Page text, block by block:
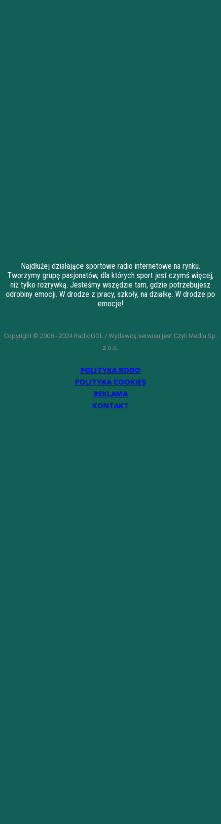
Najdłużej działające sportowe radio internetowe na rynku.
Tworzymy grupę pasjonatów, dla których sport jest czymś więcej,
niż tylko rozrywką. Jesteśmy wszędzie tam, gdzie potrzebujesz
odrobiny emocji. W drodze z pracy, szkoły, na działkę. W drodze po
emocje!
Copyright © 2008 - 2024 RadioGOL / Wydawcą serwisu jest Czyli Media Sp.
z o.o.
POLITYKA RODO
POLITYKA COOKIES
REKLAMA
KONTAKT